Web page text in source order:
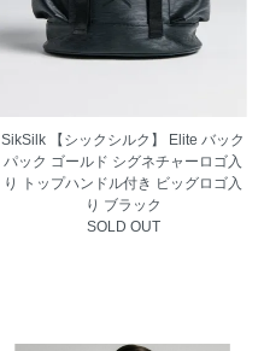
SikSilk 【シックシルク】 Elite バック
パック ゴールド シグネチャーロゴ入
り トップハンドル付き ビッグロゴ入
り ブラック
SOLD OUT